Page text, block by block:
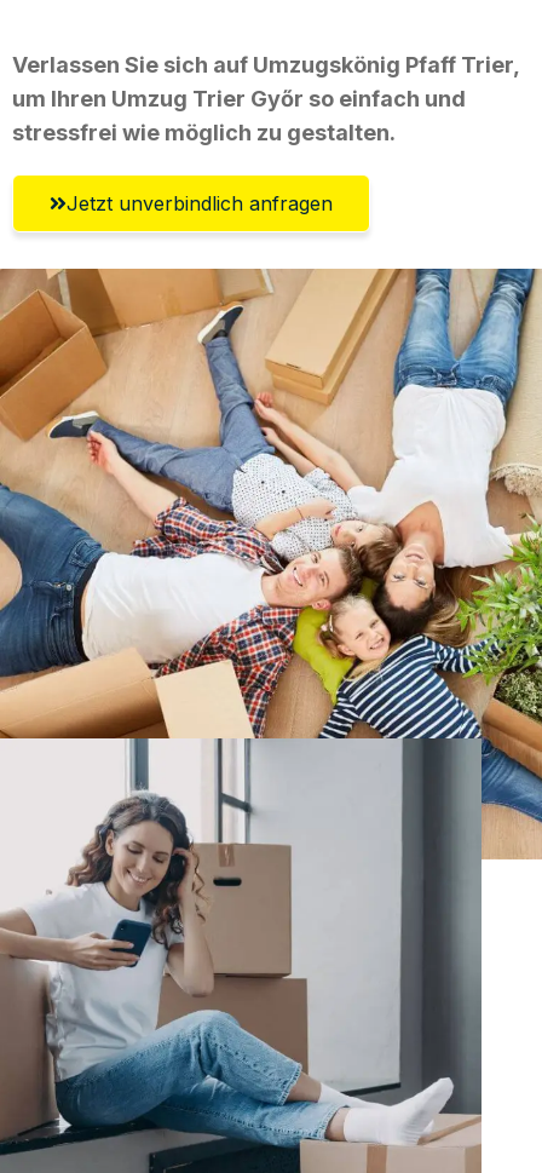
Verlassen Sie sich auf Umzugskönig Pfaff Trier,
um Ihren Umzug Trier Győr so einfach und
stressfrei wie möglich zu gestalten.
Jetzt unverbindlich anfragen